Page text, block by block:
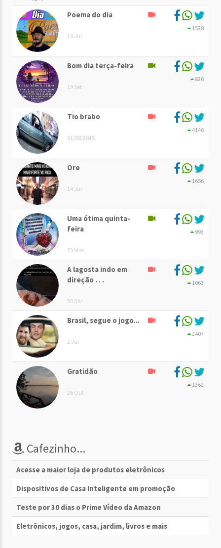
Poema do dia
16 Jul
1528
Bom dia terça-feira
19 Set
826
Tio brabo
01/08/2015
4146
Ore
14 Jul
1656
Uma ótima quinta-
feira
23 Mar
993
A lagosta indo em
direção . . .
30 Abr
1063
Brasil, segue o jogo...
2 Jul
2407
Gratidão
26 Out
1362
Cafezinho...
Acesse a maior loja de produtos eletrônicos
Dispositivos de Casa Inteligente em promoção
Teste por 30 dias o Prime Vídeo da Amazon
Eletrônicos, jogos, casa, jardim, livros e mais